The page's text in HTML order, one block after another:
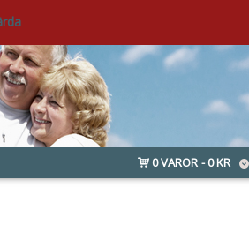
0 VAROR 0 KR